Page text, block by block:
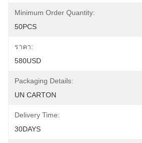
Minimum Order Quantity:
50PCS
ราคา:
580USD
Packaging Details:
UN CARTON
Delivery Time:
30DAYS